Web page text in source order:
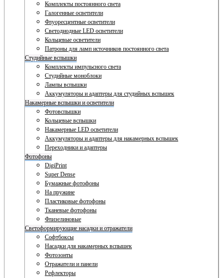
Комплекты постоянного света
Галогенные осветители
Флуоресцентные осветители
Светодиодные LED осветители
Кольцевые осветители
Патроны для ламп источников постоянного света
Студийные вспышки
Комплекты импульсного света
Студийные моноблоки
Лампы вспышки
Аккумуляторы и адаптеры для студийных вспышек
Накамерные вспышки и осветители
Фотовспышки
Кольцевые вспышки
Накамерные LED осветители
Аккумуляторы и адаптеры для накамерных вспышек
Переходники и адаптеры
Фотофоны
DigiPrint
Super Dense
Бумажные фотофоны
На пружине
Пластиковые фотофоны
Тканевые фотофоны
Флизелиновые
Светоформирующие насадки и отражатели
Софтбоксы
Насадки для накамерных вспышек
Фотозонты
Отражатели и панели
Рефлекторы